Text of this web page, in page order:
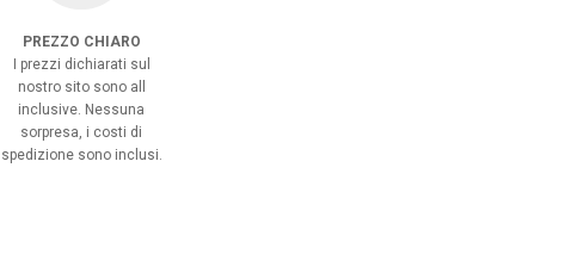
PREZZO CHIARO
I prezzi dichiarati sul
nostro sito sono all
inclusive. Nessuna
sorpresa, i costi di
spedizione sono inclusi.